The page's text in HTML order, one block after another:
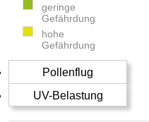
geringe
Gefährdung
hohe
Gefährdung
Pollenflug
UV-Belastung